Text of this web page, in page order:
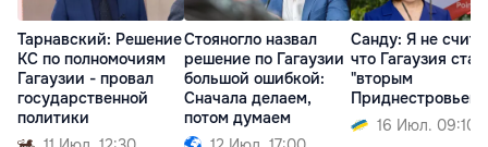
Тарнавский: Решение
КС по полномочиям
Гагаузии - провал
государственной
политики
Стояногло назвал
решение по Гагаузии
большой ошибкой:
Сначала делаем,
потом думаем
Санду: Я не
что Гагаузия
"вторым
Приднестровьем"
16 Июл. 09:10